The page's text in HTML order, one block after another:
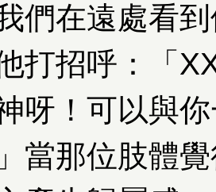
們在遠處看
打招呼：「
呀！可以與
當那位肢體